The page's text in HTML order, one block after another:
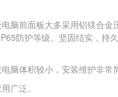
脑前面板大多采用铝镁合金
防护等级。坚固结实，持
脑体积较小，安装维护非常
广泛。